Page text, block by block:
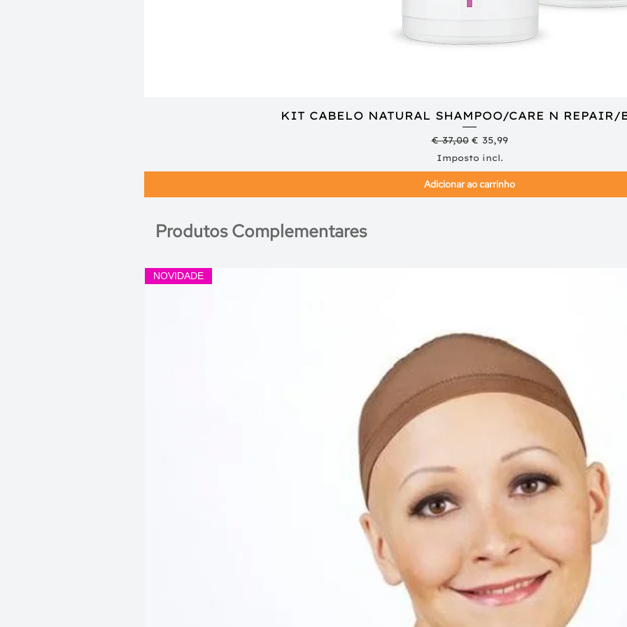
Visualização rápida
KIT CABELO NATURAL SHAMPOO/CARE N REPAIR/
Preço normal
€ 37,00 Preço promocional
€ 35,99
Imposto incl.
Adicionar ao carrinho
Produtos Complementares
NOVIDADE